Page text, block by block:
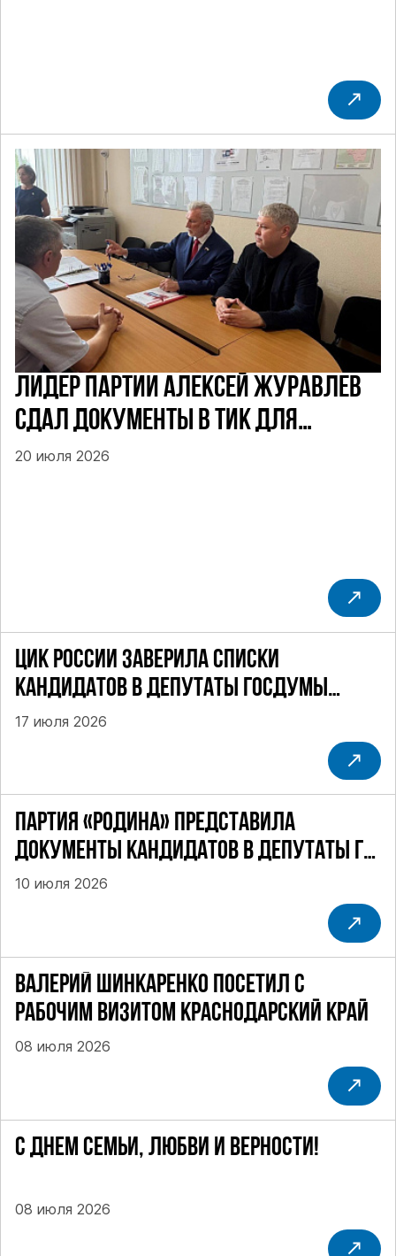
ЛИДЕР ПАРТИИ АЛЕКСЕЙ ЖУРАВЛЕВ
СДАЛ ДОКУМЕНТЫ В ТИК ДЛЯ
УЧАСТИЯ В ПРЕДСТОЯЩИХ ВЫБОРАХ
20 июля 2026
ЦИК РОССИИ ЗАВЕРИЛА СПИСКИ
КАНДИДАТОВ В ДЕПУТАТЫ ГОСДУМЫ
ДЕВЯТОГО СОЗЫВА ПАРТИИ «РОДИНА»
17 июля 2026
ПАРТИЯ «РОДИНА» ПРЕДСТАВИЛА
ДОКУМЕНТЫ КАНДИДАТОВ В ДЕПУТАТЫ ГД
РФ ДЕВЯТОГО СОЗЫВА В ЦИК РФ
10 июля 2026
ВАЛЕРИЙ ШИНКАРЕНКО ПОСЕТИЛ С
РАБОЧИМ ВИЗИТОМ КРАСНОДАРСКИЙ КРАЙ
08 июля 2026
С ДНЕМ СЕМЬИ, ЛЮБВИ И ВЕРНОСТИ!
08 июля 2026